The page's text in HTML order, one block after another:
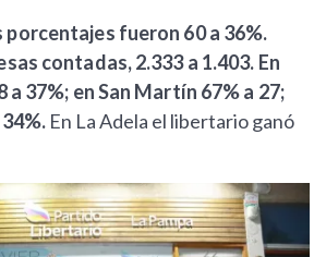
porcentajes fueron 60 a 36%.
contadas, 2.333 a 1.403. En
a 37%; en San Martín 67% a 27;
En La Adela el libertario ganó